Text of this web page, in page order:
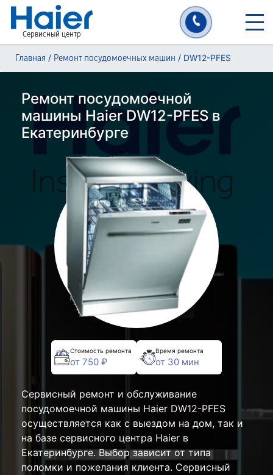
Сервисный центр
Главная / Ремонт посудомоечных машин / DW12-PFES
Ремонт посудомоечной
машины Haier DW12-PFES в
Екатеринбурге
Стоимость ремонта
от 750 ₽
Время ремонта
от 30 мин
Сервисный ремонт и обслуживание
посудомоечной машины Haier DW12-PFES
осуществляется как с выездом на дом, так и
на базе сервисного центра Haier в
Екатеринбурге. Выбор зависит от типа
поломки и пожелания клиента. Сервисный